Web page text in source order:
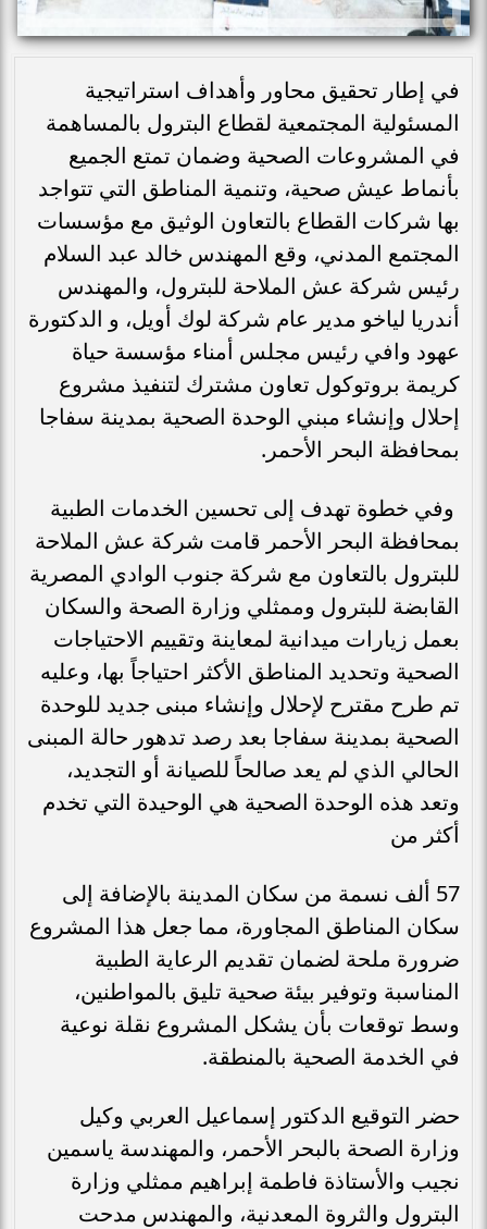
في إطار تحقيق محاور وأهداف استراتيجية
المسئولية المجتمعية لقطاع البترول بالمساهمة
في المشروعات الصحية وضمان تمتع الجميع
بأنماط عيش صحية، وتنمية المناطق التي تتواجد
بها شركات القطاع بالتعاون الوثيق مع مؤسسات
المجتمع المدني، وقع المهندس خالد عبد السلام
رئيس شركة عش الملاحة للبترول، والمهندس
أندريا لياخو مدير عام شركة لوك أويل، و الدكتورة
عهود وافي رئيس مجلس أمناء مؤسسة حياة
كريمة بروتوكول تعاون مشترك لتنفيذ مشروع
إحلال وإنشاء مبني الوحدة الصحية بمدينة سفاجا
بمحافظة البحر الأحمر.
‎ وفي خطوة تهدف إلى تحسين الخدمات الطبية
بمحافظة البحر الأحمر قامت شركة عش الملاحة
للبترول بالتعاون مع شركة جنوب الوادي المصرية
القابضة للبترول وممثلي وزارة الصحة والسكان
بعمل زيارات ميدانية لمعاينة وتقييم الاحتياجات
الصحية وتحديد المناطق الأكثر احتياجاً بها، وعليه
تم طرح مقترح لإحلال وإنشاء مبنى جديد للوحدة
الصحية بمدينة سفاجا بعد رصد تدهور حالة المبنى
الحالي الذي لم يعد صالحاً للصيانة أو التجديد،
وتعد هذه الوحدة الصحية هي الوحيدة التي تخدم
أكثر من
57 ألف نسمة من سكان المدينة بالإضافة إلى
سكان المناطق المجاورة، مما جعل هذا المشروع
ضرورة ملحة لضمان تقديم الرعاية الطبية
المناسبة وتوفير بيئة صحية تليق بالمواطنين،
وسط توقعات بأن يشكل المشروع نقلة نوعية
في الخدمة الصحية بالمنطقة.
حضر التوقيع الدكتور إسماعيل العربي وكيل
وزارة الصحة بالبحر الأحمر، والمهندسة ياسمين
نجيب والأستاذة فاطمة إبراهيم ممثلي وزارة
البترول والثروة المعدنية، والمهندس مدحت